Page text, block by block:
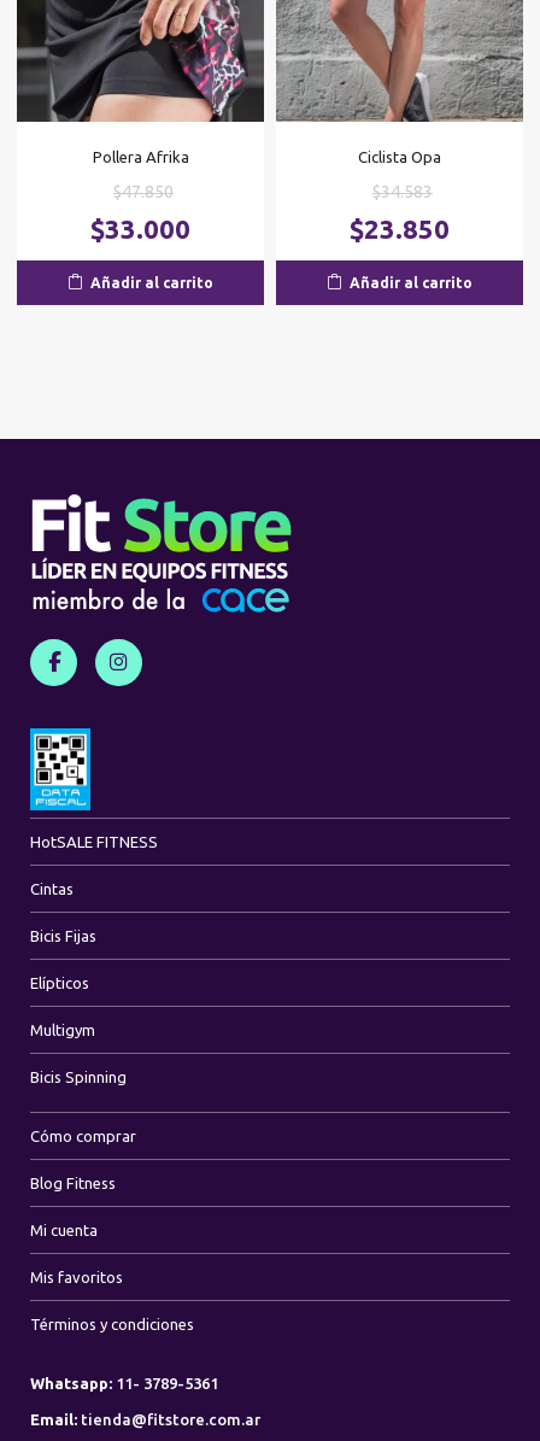
Pollera Afrika
$47.850El
precio
original
era:
$33.000
es:
Añadir al carrito
Ciclista Opa
$34.583El
precio
original
era:
$23.850
Añadir al carrito
HotSALE FITNESS
Cintas
Bicis Fijas
Elípticos
Multigym
Bicis Spinning
Cómo comprar
Blog Fitness
Mi cuenta
Mis favoritos
Términos y condiciones
Whatsapp: 11- 3789-5361
Email: tienda@fitstore.com.ar